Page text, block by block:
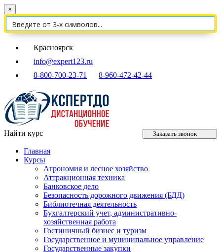
×
Красноярск
info@expert123.ru
8-800-700-23-71
8-960-472-42-44
Найти курс Заказать звонок
Главная
Курсы
Агрономия и лесное хозяйство
Аттракционная техника
Банковское дело
Безопасность дорожного движения (БДД)
Библиотечная деятельность
Бухгалтерский учет, административно-
хозяйственная работа
Гостиничный бизнес и туризм
Государственное и муниципальное управление
Государственные закупки